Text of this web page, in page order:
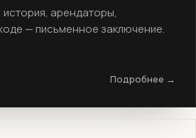
арендаторы,
— письменное заключение.
Подробнее →